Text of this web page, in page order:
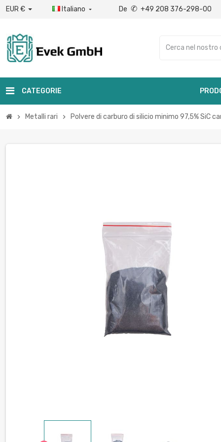
EUR € Italiano  De ✆ +49 208 376-298-00
CATEGORIE
chevron_right Metalli rari chevron_right Polvere di carburo di silicio minimo 97,5% SiC